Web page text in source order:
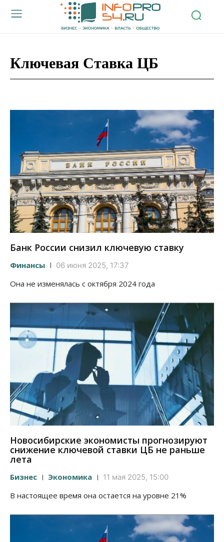
Ключевая Ставка ЦБ
Банк России снизил ключевую ставку
Финансы 06 июня 2025, 17:37
Она не изменялась с октября 2024 года
Новосибирские экономисты прогнозируют
снижение ключевой ставки ЦБ не раньше
лета
Бизнес Экономика 11 мая 2025, 15:00
В настоящее время она остается на уровне 21%